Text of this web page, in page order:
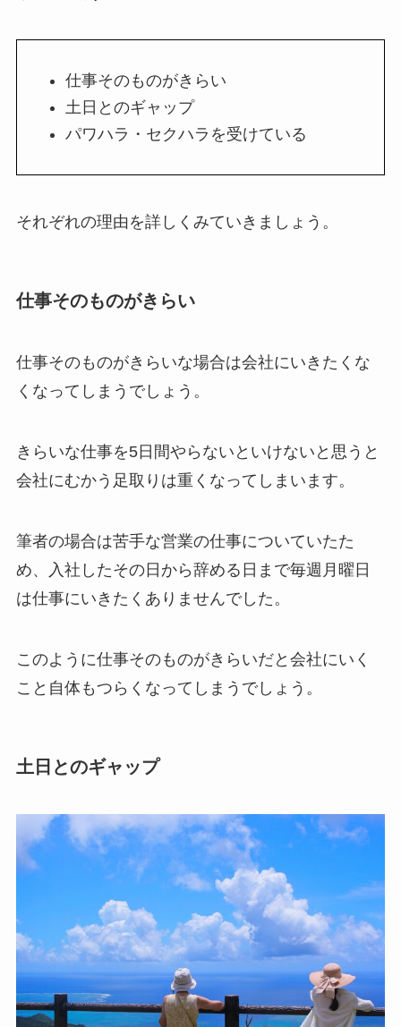
仕事そのものがきらい
土日とのギャップ
パワハラ・セクハラを受けている
それぞれの理由を詳しくみていきましょう。
仕事そのものがきらい
仕事そのものがきらいな場合は会社にいきたくな
くなってしまうでしょう。
きらいな仕事を5日間やらないといけないと思うと
会社にむかう足取りは重くなってしまいます。
筆者の場合は苦手な営業の仕事についていたた
め、入社したその日から辞める日まで毎週月曜日
は仕事にいきたくありませんでした。
このように仕事そのものがきらいだと会社にいく
こと自体もつらくなってしまうでしょう。
土日とのギャップ